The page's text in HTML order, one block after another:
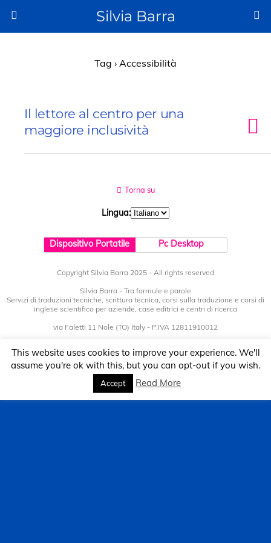
Silvia Barra
Tag › Accessibilità
Il lettore al centro per una
maggiore inclusività
Torna su
Lingua:
Dispositivo Portatile Pc Desktop
Copyright Silvia Barra 2025 - All rights reserved
Silvia Barra - Tra formule e parole
Servizi di traduzioni tecniche, scrittura tecnica, corsi sulla traduzione e corsi di
inglese scientifico per aziende, case editrici e centri di ricerca
via Faletti 11 Nole (TO) Italy - P.IVA 12811910012
info@silviabarra.com
LinkedIn: http://it.linkedin.com/in/silviabarra
This website uses cookies to improve your experience. We'll
assume you're ok with this, but you can opt-out if you wish.
Accept Read More